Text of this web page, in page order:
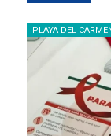
PLAYA DEL